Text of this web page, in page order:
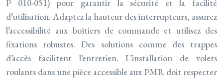
P 010-051) pour garantir la sécurité et la facilité
d’utilisation. Adaptez la hauteur des interrupteurs, assurez
l’accessibilité aux boîtiers de commande et utilisez des
fixations robustes. Des solutions comme des trappes
d’accès facilitent l’entretien. L’installation de volets
roulants dans une pièce accessible aux PMR doit respecter